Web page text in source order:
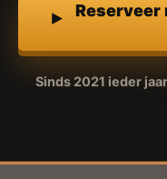
Sinds 2021 ieder